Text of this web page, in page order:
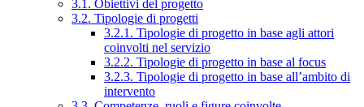
3.1. Obiettivi del progetto
3.2. Tipologie di progetti
3.2.1. Tipologie di progetto in base agli attori
coinvolti nel servizio
3.2.2. Tipologie di progetto in base al focus
3.2.3. Tipologie di progetto in base all’ambito di
intervento